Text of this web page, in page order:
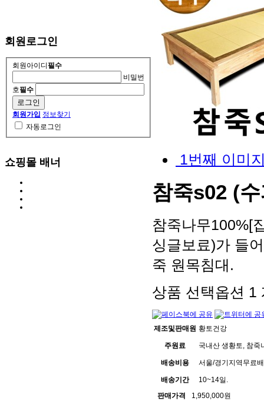
회원로그인
회원아이디 필수
비밀번
호필수
회원가입 정보찾기
자동로그인
쇼핑몰 배너 1번째 이미
참죽s02 (
참죽나무100%[
싱글보료)가 들
죽 원목침대.
상품 선택옵션 1
제조및판매원 황토건강
주원료 국내산 생황토, 참죽
배송비용 서울/경기지역무료
배송기간
10~14일.
판매가격
1,950,000원